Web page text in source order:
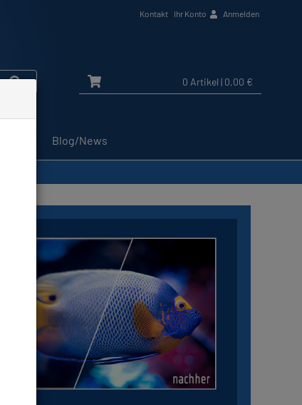
Kontakt Ihr Konto Anmelden
0 Artikel | 0,00 €
Blog/News